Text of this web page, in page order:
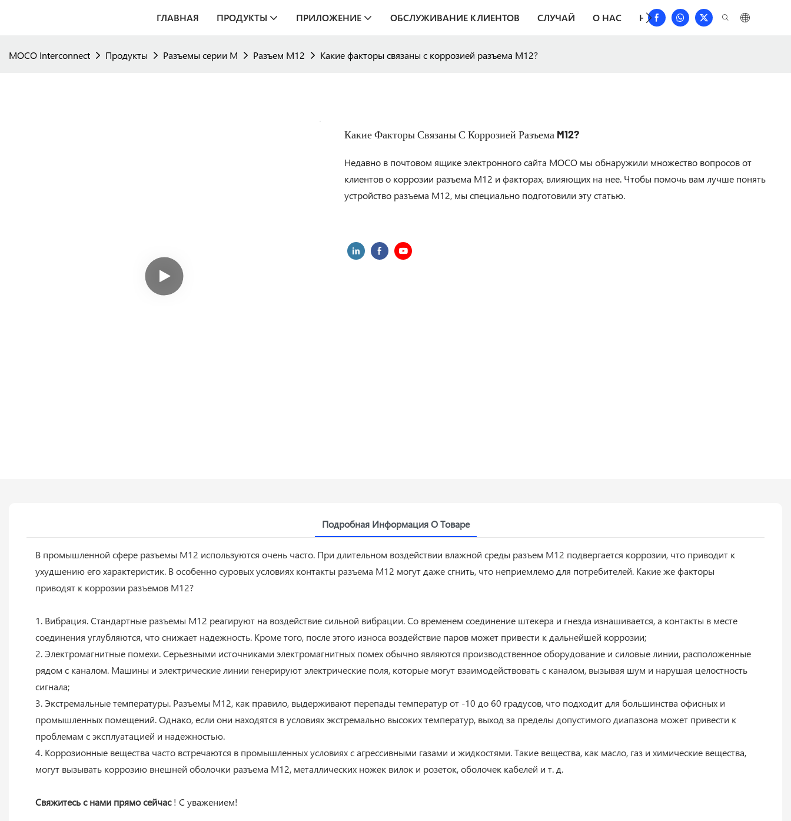
ГЛАВНАЯ ПРОДУКТЫ ПРИЛОЖЕНИЕ ОБСЛУЖИВАНИЕ КЛИЕНТОВ СЛУЧАЙ О НАС НОВОСТИ СКАЧАТЬ
MOCO Interconnect Продукты Разъемы серии M Разъем M12 Какие факторы связаны с коррозией разъема M12?
Какие Факторы Связаны С Коррозией Разъема M12?
Недавно в почтовом ящике электронного сайта MOCO мы обнаружили множество вопросов от
клиентов о коррозии разъема M12 и факторах, влияющих на нее. Чтобы помочь вам лучше понять
устройство разъема M12, мы специально подготовили эту статью.
Подробная Информация О Товаре
В промышленной сфере разъемы M12 используются очень часто. При длительном воздействии влажной среды разъем M12 подвергается коррозии, что приводит к
ухудшению его характеристик. В особенно суровых условиях контакты разъема M12 могут даже сгнить, что неприемлемо для потребителей. Какие же факторы
приводят к коррозии разъемов M12?
1. Вибрация. Стандартные разъемы M12 реагируют на воздействие сильной вибрации. Со временем соединение штекера и гнезда изнашивается, а контакты в месте
соединения углубляются, что снижает надежность. Кроме того, после этого износа воздействие паров может привести к дальнейшей коррозии;
2. Электромагнитные помехи. Серьезными источниками электромагнитных помех обычно являются производственное оборудование и силовые линии, расположенные
рядом с каналом. Машины и электрические линии генерируют электрические поля, которые могут взаимодействовать с каналом, вызывая шум и нарушая целостность
сигнала;
3. Экстремальные температуры. Разъемы M12, как правило, выдерживают перепады температур от -10 до 60 градусов, что подходит для большинства офисных и
промышленных помещений. Однако, если они находятся в условиях экстремально высоких температур, выход за пределы допустимого диапазона может привести к
проблемам с эксплуатацией и надежностью.
4. Коррозионные вещества часто встречаются в промышленных условиях с агрессивными газами и жидкостями. Такие вещества, как масло, газ и химические вещества,
могут вызывать коррозию внешней оболочки разъема M12, металлических ножек вилок и розеток, оболочек кабелей и т. д.
Свяжитесь с нами прямо сейчас! С уважением!